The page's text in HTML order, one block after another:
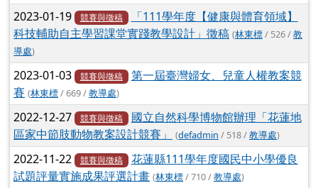
2023-01-19 競賽與徵稿
「111學年度【健康與體育領域】
科技輔助自主學習課堂實踐教學設計」徵稿 (林東標/ 526 /教
導處)
2023-01-03 競賽與徵稿
第一屆臺灣婦女、兒童人權教案競
賽 (林東標/ 669 /教導處)
2022-12-27 競賽與徵稿
國立自然科學博物館辦理「花蓮地
區家中節肢動物教案設計競賽」
(defadmin / 518 /教導處)
2022-11-22 競賽與徵稿
花蓮縣111學年度國民中小學優良
試題評量實施成果評選計畫 (林東標/ 710 /教導處)